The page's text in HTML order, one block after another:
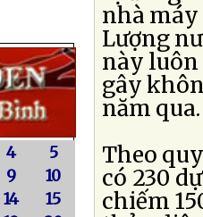
4
5
9
10
14
15
nhà máy
Lượng
này luôn
gây
năm qua.
Theo
có 230
chiếm